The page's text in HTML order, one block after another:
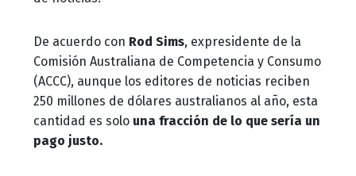
De acuerdo con Rod Sims, expresidente de la
Comisión Australiana de Competencia y Consumo
(ACCC), aunque los editores de noticias reciben
250 millones de dólares australianos al año, esta
cantidad es solo una fracción de lo que sería un
pago justo.